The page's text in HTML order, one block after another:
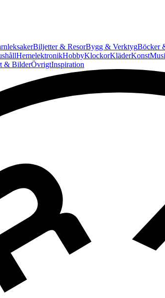
Biljetter & ResorBygg & VerktygBöcker
HemelektronikHobbyKlockorKläderKonst
& BilderÖvrigtInspiration